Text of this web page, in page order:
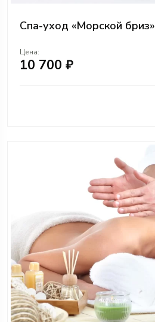
Спа-уход «Морской бриз»
Цена:
10 700 ₽